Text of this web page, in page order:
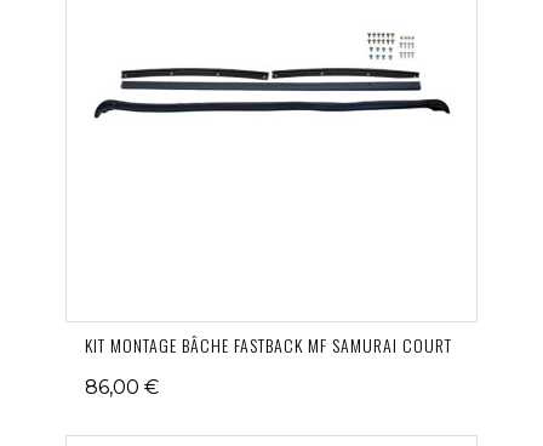
KIT MONTAGE BÂCHE FASTBACK MF SAMURAI COURT
86,00 €